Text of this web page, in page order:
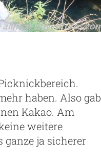
haben. Also gab
Kakao. Am
weitere
ja sicherer